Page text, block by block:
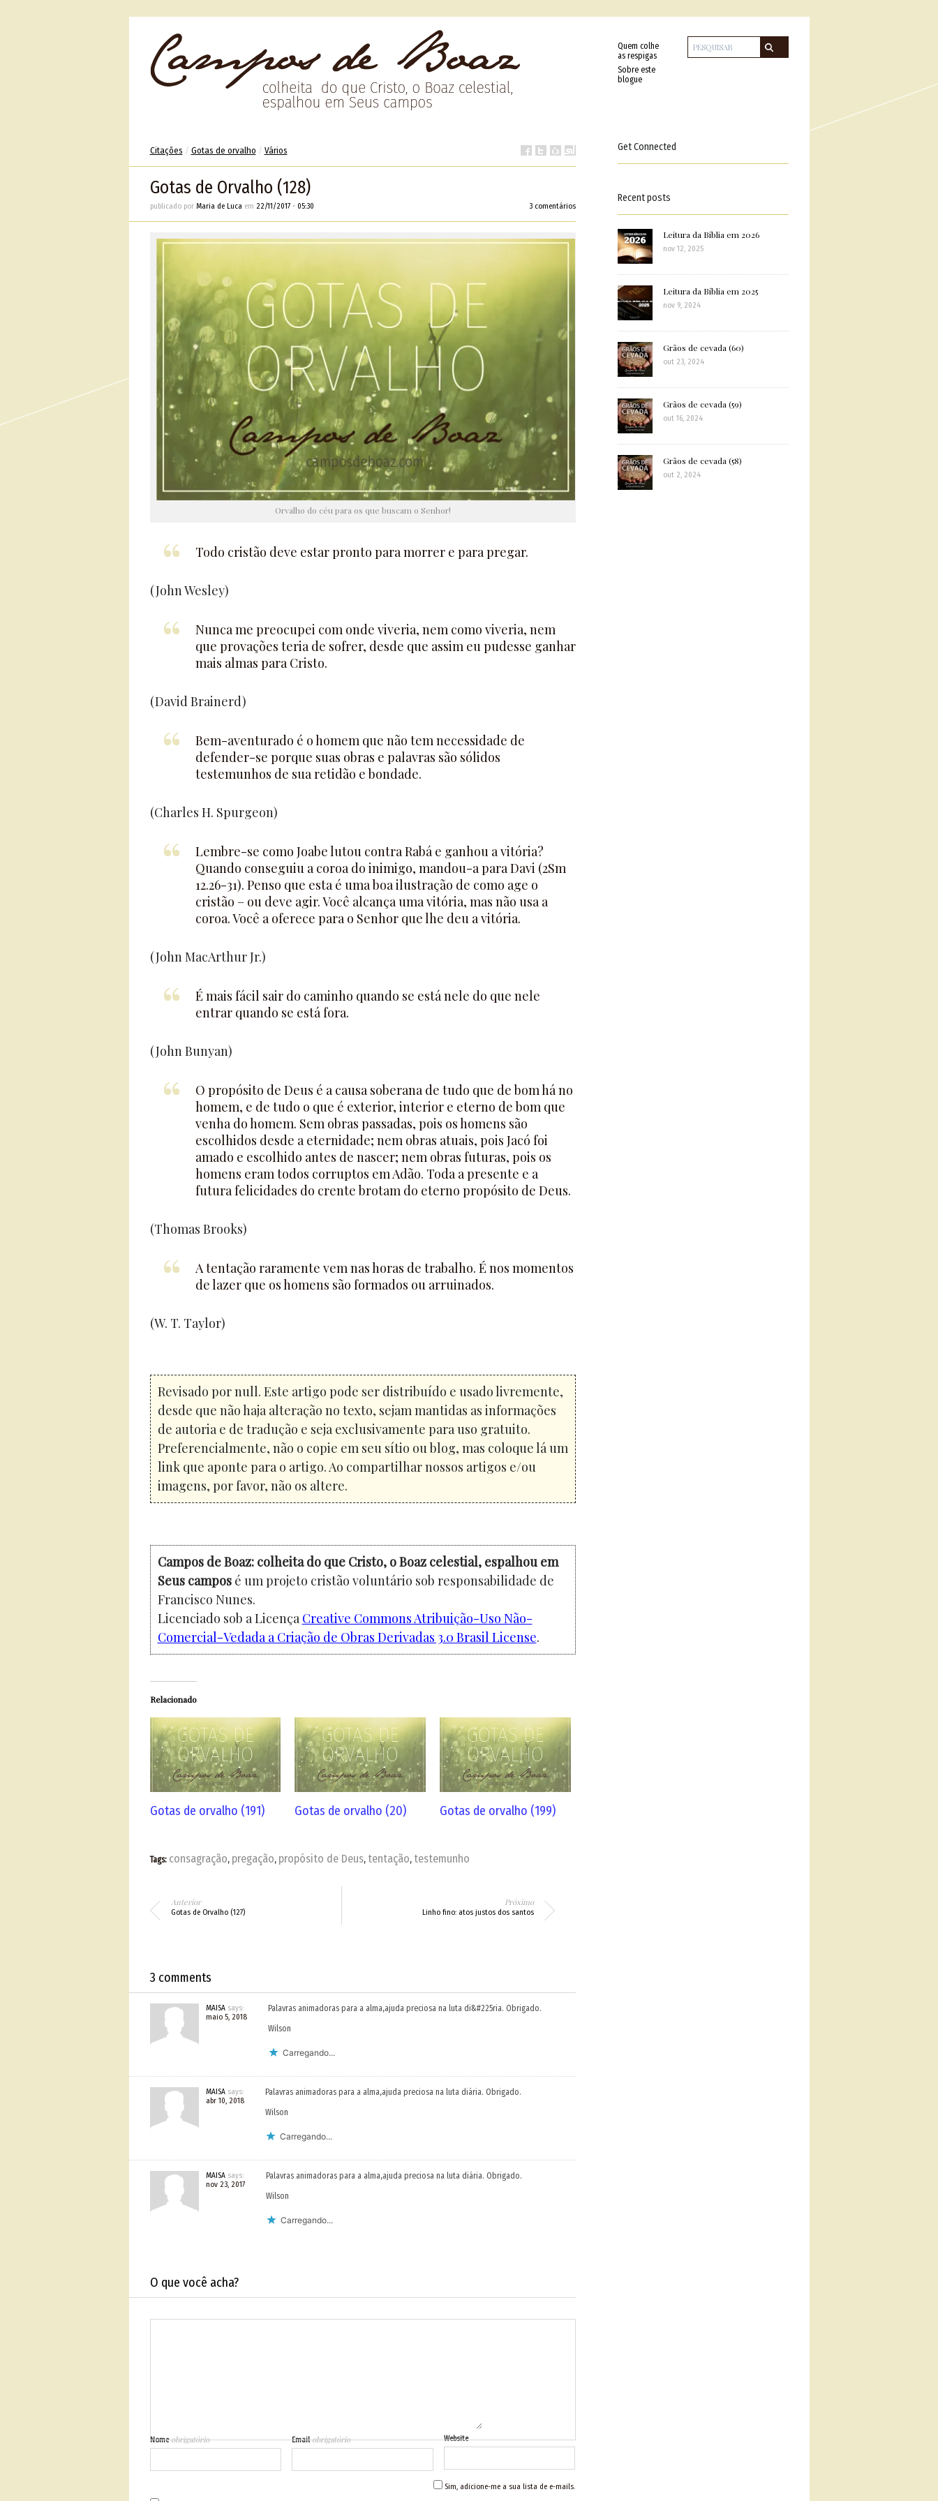
Quem colhe
as respigas
Sobre este
blogue
Citações / Gotas de orvalho / Vários
Gotas de Orvalho (128)
publicado por Maria de Lucaem 22/11/2017• 05:30 3 comentários
Orvalho do céu para os que buscam o Senhor!
Todo cristão deve estar pronto para morrer e para pregar.
(John Wesley)
Nunca me preocupei com onde viveria, nem como viveria, nem
que provações teria de sofrer, desde que assim eu pudesse ganhar
mais almas para Cristo.
(David Brainerd)
Bem-aventurado é o homem que não tem necessidade de
defender-se porque suas obras e palavras são sólidos
testemunhos de sua retidão e bondade.
(Charles H. Spurgeon)
Lembre-se como Joabe lutou contra Rabá e ganhou a vitória?
Quando conseguiu a coroa do inimigo, mandou-a para Davi (2Sm
12.26-31). Penso que esta é uma boa ilustração de como age o
cristão – ou deve agir. Você alcança uma vitória, mas não usa a
coroa. Você a oferece para o Senhor que lhe deu a vitória.
(John MacArthur Jr.)
É mais fácil sair do caminho quando se está nele do que nele
entrar quando se está fora.
(John Bunyan)
O propósito de Deus é a causa soberana de tudo que de bom há no
homem, e de tudo o que é exterior, interior e eterno de bom que
venha do homem. Sem obras passadas, pois os homens são
escolhidos desde a eternidade; nem obras atuais, pois Jacó foi
amado e escolhido antes de nascer; nem obras futuras, pois os
homens eram todos corruptos em Adão. Toda a presente e a
futura felicidades do crente brotam do eterno propósito de Deus.
(Thomas Brooks)
A tentação raramente vem nas horas de trabalho. É nos momentos
de lazer que os homens são formados ou arruinados.
(W. T. Taylor)
Revisado por null. Este artigo pode ser distribuído e usado livremente,
desde que não haja alteração no texto, sejam mantidas as informações
de autoria e de tradução e seja exclusivamente para uso gratuito.
Preferencialmente, não o copie em seu sítio ou blog, mas coloque lá um
link que aponte para o artigo. Ao compartilhar nossos artigos e/ou
imagens, por favor, não os altere.
Campos de Boaz: colheita do que Cristo, o Boaz celestial, espalhou em
Seus camposé um projeto cristão voluntário sob responsabilidade de
Francisco Nunes.
Licenciado sob a Licença Creative Commons Atribuição-Uso Não-
Comercial-Vedada a Criação de Obras Derivadas 3.0 Brasil License.
Relacionado
Gotas de orvalho (191) Gotas de orvalho (20) Gotas de orvalho (199)
Tags: consagração, pregação, propósito de Deus, tentação, testemunho
Anterior
Gotas de Orvalho (127)
Próximo
Linho fino: atos justos dos santos
3 comments
MAISAsays:
maio 5, 2018
Palavras animadoras para a alma,ajuda preciosa na luta di&#225ria. Obrigado.
Wilson
Carregando...
MAISAsays:
abr 10, 2018
Palavras animadoras para a alma,ajuda preciosa na luta diária. Obrigado.
Wilson
Carregando...
MAISAsays:
nov 23, 2017
Palavras animadoras para a alma,ajuda preciosa na luta diária. Obrigado.
Wilson
Carregando...
O que você acha?
Nomeobrigatório Emailobrigatório Website
Sim, adicione-me a sua lista de e-mails.
Get Connected
Recent posts
Leitura da Bíblia em 2026
nov 12, 2025
Leitura da Bíblia em 2025
nov 9, 2024
Grãos de cevada (60)
out 23, 2024
Grãos de cevada (59)
out 16, 2024
Grãos de cevada (58)
out 2, 2024